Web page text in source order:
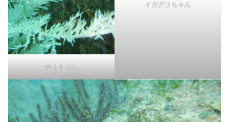
オルトマン
イガグリちゃん